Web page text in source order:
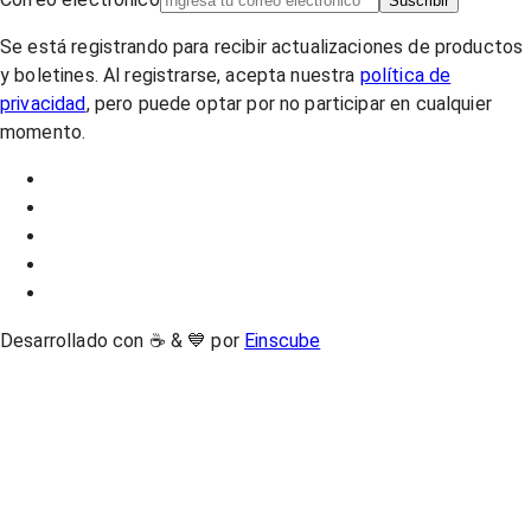
Se está registrando para recibir actualizaciones de productos
y boletines. Al registrarse, acepta nuestra política de
privacidad, pero puede optar por no participar en cualquier
momento.
Desarrollado con ☕ & 💙 por Einscube